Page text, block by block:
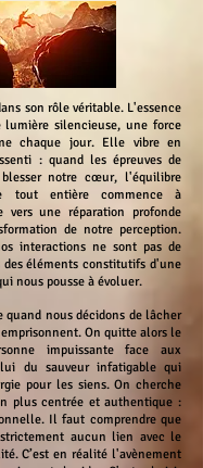
son rôle véritable. L'essence
silencieuse, une force
chaque jour. Elle vibre en
: quand les épreuves de
notre cœur, l'équilibre
tout entière commence à
vers une réparation profonde
de notre perception.
interactions ne sont pas de
des éléments constitutifs d'une
nous pousse à évoluer.
quand nous décidons de lâcher
On quitte alors le
impuissante face aux
du sauveur infatigable qui
pour les siens. On cherche
plus centrée et authentique :
Il faut comprendre que
aucun lien avec le
C’est en réalité l'avènement